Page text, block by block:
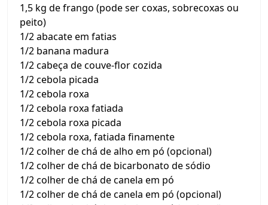
1,5 kg de frango (pode ser coxas, sobrecoxas ou
peito)
1/2 abacate em fatias
1/2 banana madura
1/2 cabeça de couve-flor cozida
1/2 cebola picada
1/2 cebola roxa
1/2 cebola roxa fatiada
1/2 cebola roxa picada
1/2 cebola roxa, fatiada finamente
1/2 colher de chá de alho em pó (opcional)
1/2 colher de chá de bicarbonato de sódio
1/2 colher de chá de canela em pó
1/2 colher de chá de canela em pó (opcional)